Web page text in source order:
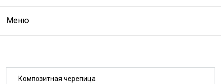
Меню
Композитная черепица